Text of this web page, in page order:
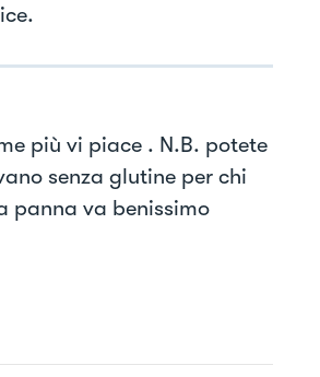
più vi piace . N.B. potete
senza glutine per chi
panna va benissimo